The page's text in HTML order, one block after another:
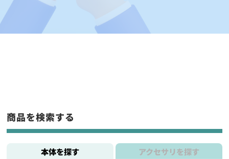
商品を検索する
本体を探す アクセサリを探す